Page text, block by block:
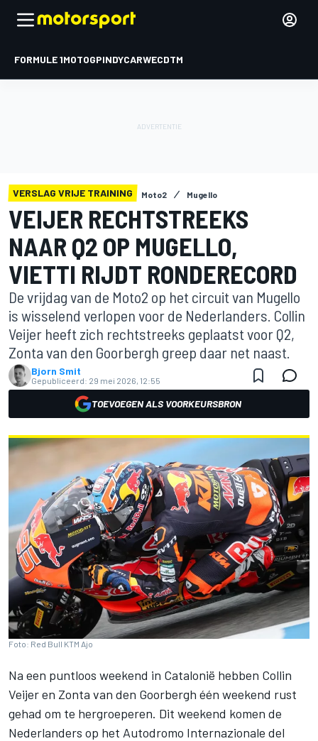
FORMULE 1MOTOGPINDYCARWECDTM
VERSLAG VRIJE TRAINING Moto2 Mugello
VEIJER RECHTSTREEKS
NAAR Q2 OP MUGELLO,
VIETTI RIJDT RONDERECORD
De vrijdag van de Moto2 op het circuit van Mugello
is wisselend verlopen voor de Nederlanders. Collin
Veijer heeft zich rechtstreeks geplaatst voor Q2,
Zonta van den Goorbergh greep daar net naast.
Bjorn Smit
Gepubliceerd: 29 mei 2026, 12:55
TOEVOEGEN ALS VOORKEURSBRON
Foto: Red Bull KTM Ajo
Na een puntloos weekend in Catalonië hebben Collin
Veijeren Zonta van den Goorbergh één weekend rust
gehad om te hergroeperen. Dit weekend komen de
Nederlanders op het Autodromo Internazionale del